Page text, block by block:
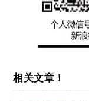
相关文章！